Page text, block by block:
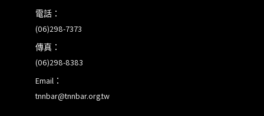
前報名，實體+線上併行)
電話：
(06)298-7373
傳真：
(06)298-8383
Email：
tnnbar@tnnbar.org.tw